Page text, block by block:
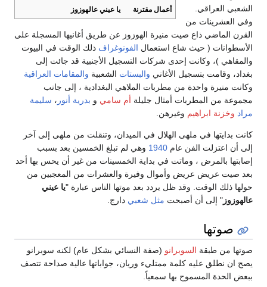
أعمال مقترنة
يا عيني عالهوزوز
الشعبي العراقي.
وفي العشرينات من
القرن الماضي ذاع صيت منيرة الهوزوز عن طريق أغانيها المسجلة على
الأسطوانات ( حيث شاع استعمال الفونوغراف ذلك الوقت في البيوت
والمقاهي )، وكانت إحدى شركات التسجيل الأجنبية قد جائت إلى
بغداد، وقامت بتسجيل الأغاني والبستات الشعبية والمقامات العراقية
وكانت منيرة واحدة من مطربات الملاهي البغدادية ، إلى جانب
مجموعة من المطربات أمثال جليلة أم سامي و بدرية أنور ، سليمة
مراد وخزنة ابراهيم وغيرهن.
كانت بدايتها في ملهى الهلال في الميدان، وتنقلت من ملهى إلى آخر
إلى أن اعتزلت الفن عام 1940 وهي لم تبلغ الخمسين بعد بسبب
إصابتها بالمرض ، وماتت في بداية الخمسينات من غير أن يحس بها أحد
بعد صيت عريض عريض وأموال وفيرة والعشرات من المعجبين من
حولها ذلك الوقت. وقد ظل يردد بعد موتها الناس عبارة "يا عيني
عالهوزوز " إلى أن أصبحت مثل شعبي دارج.
صوتها
صوتها من طبقة السوبرانو (صفة النسائي بشكل عام) لكنه سوبرانو
يصح ان نطلق عليه كلمة ممتليء وريان، جواباتها عالية صداحة تتصف
ببعض الحدة المسموح بها سمعياً.